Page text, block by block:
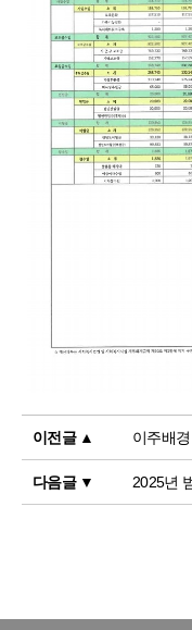
이전글 ▲ 이주배
다음글 ▼